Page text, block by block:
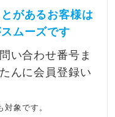
があるお客様は
ムーズです
い合わせ番号ま
んに会員登録い
象です。